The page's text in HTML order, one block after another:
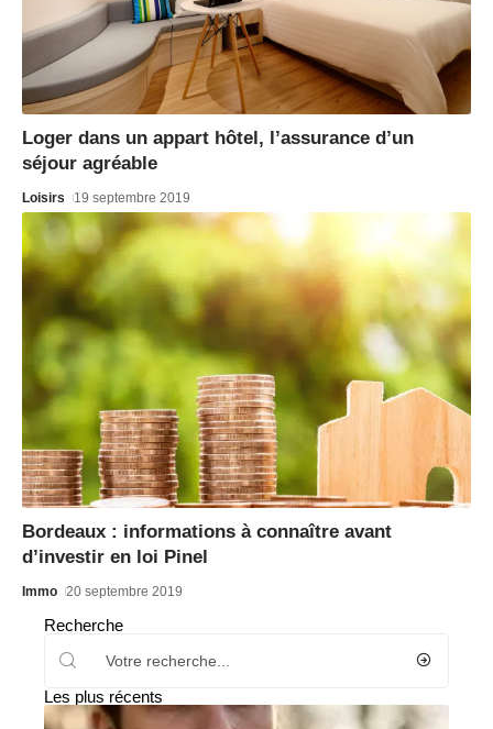
Loger dans un appart hôtel, l’assurance d’un
séjour agréable
Loisirs 19 septembre 2019
Bordeaux : informations à connaître avant
d’investir en loi Pinel
Immo 20 septembre 2019
Recherche
Les plus récents